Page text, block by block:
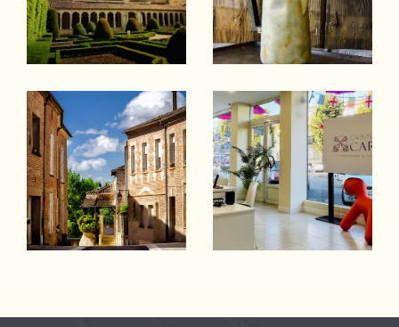
lagestion locative, lesyndic de copropriét
éet la transaction notre équipe saura